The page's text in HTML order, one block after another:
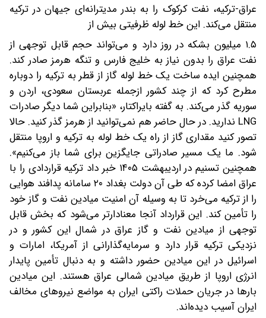
عراق-ترکیه‌، نفت کرکوک را به بندر مدیترانه‌ای جیهان در ترکیه
منتقل می‌کند. این خط لوله ظرفیتی بیش از
۱.۵ میلیون بشکه در روز دارد و می‌تواند حجم قابل توجهی از
نفت عراق را بدون نیاز به خلیج فارس و تنگه هرمز صادر کند.
همچنین ایده ساخت یک خط لوله گاز از قطر به ترکیه را دوباره
مطرح کرد که از چند کشور از‌جمله عربستان سعودی، اردن و
سوریه گذر می‌کند. به گفته بایراکتار، «بنابراین شما دیگر صادرات
LNG ندارید. در حال حاضر هم نمی‌توانید از هرمز گذر کنید. حالا
تصور کنید مقداری گاز از راه یک خط لوله به ترکیه و اروپا منتقل
شود. ما یک مسیر صادراتی جایگزین برای شما باز می‌کنیم».
همچنین تسنیم در اردیبهشت ۱۴۰۵ خبر داد ترکیه قراردادی را با
عراق امضا کرده که طی آن دولت بغداد ۲۰ سامانه پدافند هوایی
را از ترکیه می‌خرد تا به وسیله آن امنیت میادین نفت و گاز خود
را تأمین کند. این قرارداد آنجا معنا‌دارتر می‌شود که بخش قابل
توجهی از میادین نفت و گاز عراق در شمال این کشور و در
نزدیکی ترکیه قرار دارد و سرمایه‌گذارانی از آمریکا، امارات و
اسرائیل در این میادین حضور داشته و به دنبال تأمین پایدار
انرژی اروپا از طریق میادین شمالی عراق هستند. این میادین
بارها در جریان حملات راکتی ایران به مواضع نیروهای مخالف
ایران آسیب دیده‌اند.